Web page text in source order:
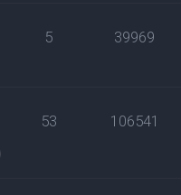
5 39969
53 106541